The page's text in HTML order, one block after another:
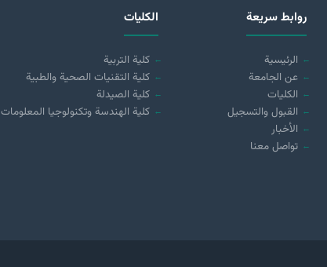
روابط سريعة
الرئيسية
عن الجامعة
الكليات
القبول والتسجيل
الأخبار
تواصل معنا
الكليات
كلية التربية
كلية التقنيات الصحية والطبية
كلية الصيدلة
كلية الهندسة وتكنولوجيا المعلومات